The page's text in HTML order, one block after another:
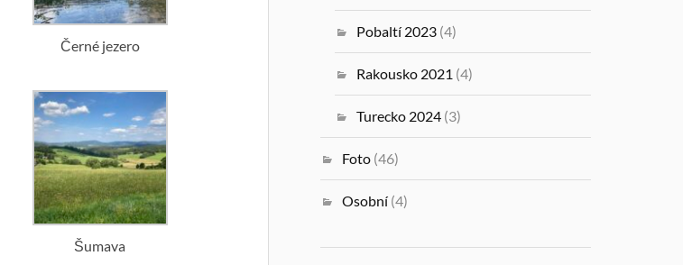
Černé jezero
Šumava
Pobaltí 2023 (4)
Rakousko 2021 (4)
Turecko 2024 (3)
Foto (46)
Osobní (4)